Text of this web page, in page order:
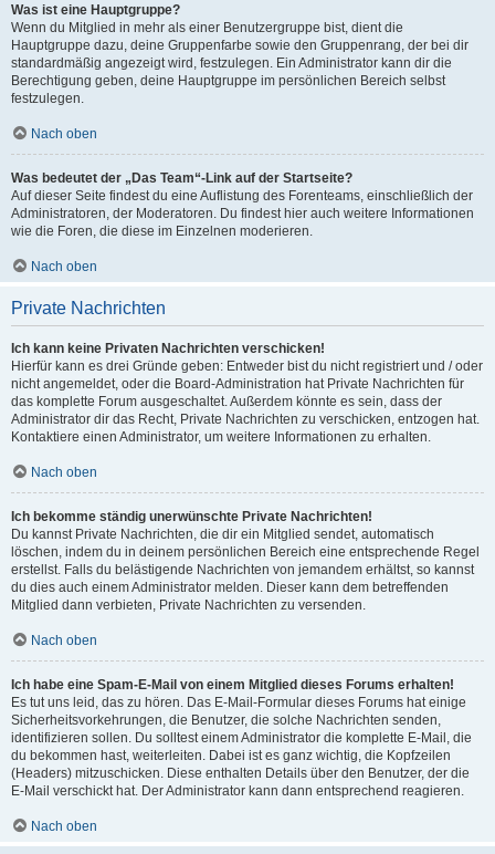
Was ist eine Hauptgruppe?
Wenn du Mitglied in mehr als einer Benutzergruppe bist, dient die
Hauptgruppe dazu, deine Gruppenfarbe sowie den Gruppenrang, der bei dir
standardmäßig angezeigt wird, festzulegen. Ein Administrator kann dir die
Berechtigung geben, deine Hauptgruppe im persönlichen Bereich selbst
festzulegen.
Nach oben
Was bedeutet der „Das Team“-Link auf der Startseite?
Auf dieser Seite findest du eine Auflistung des Forenteams, einschließlich der
Administratoren, der Moderatoren. Du findest hier auch weitere Informationen
wie die Foren, die diese im Einzelnen moderieren.
Nach oben
Private Nachrichten
Ich kann keine Privaten Nachrichten verschicken!
Hierfür kann es drei Gründe geben: Entweder bist du nicht registriert und / oder
nicht angemeldet, oder die Board-Administration hat Private Nachrichten für
das komplette Forum ausgeschaltet. Außerdem könnte es sein, dass der
Administrator dir das Recht, Private Nachrichten zu verschicken, entzogen hat.
Kontaktiere einen Administrator, um weitere Informationen zu erhalten.
Nach oben
Ich bekomme ständig unerwünschte Private Nachrichten!
Du kannst Private Nachrichten, die dir ein Mitglied sendet, automatisch
löschen, indem du in deinem persönlichen Bereich eine entsprechende Regel
erstellst. Falls du belästigende Nachrichten von jemandem erhältst, so kannst
du dies auch einem Administrator melden. Dieser kann dem betreffenden
Mitglied dann verbieten, Private Nachrichten zu versenden.
Nach oben
Ich habe eine Spam-E-Mail von einem Mitglied dieses Forums erhalten!
Es tut uns leid, das zu hören. Das E-Mail-Formular dieses Forums hat einige
Sicherheitsvorkehrungen, die Benutzer, die solche Nachrichten senden,
identifizieren sollen. Du solltest einem Administrator die komplette E-Mail, die
du bekommen hast, weiterleiten. Dabei ist es ganz wichtig, die Kopfzeilen
(Headers) mitzuschicken. Diese enthalten Details über den Benutzer, der die
E-Mail verschickt hat. Der Administrator kann dann entsprechend reagieren.
Nach oben